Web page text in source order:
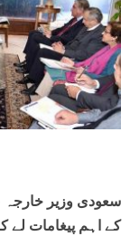
سعودی وزیر خارجہ
کے اہم پیغامات لے